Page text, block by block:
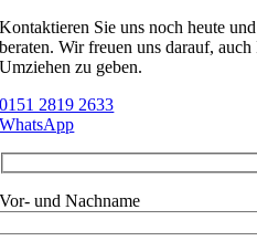
Kontaktieren Sie uns noch heute
beraten. Wir freuen uns darauf,
Umziehen zu geben.
0151 2819 2633
WhatsApp
Vor- und Nachname